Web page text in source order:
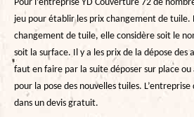
Pour l’entreprise YD Couverture 72 de
jeu pour établir les prix changement de tuile.
changement de tuile, elle considère soit le
soit la surface. Il y a les prix de la dépose des
faut en faire par la suite déposer sur place ou
pour la pose des nouvelles tuiles.
dans un devis gratuit.